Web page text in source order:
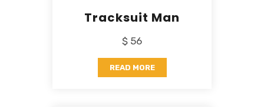
Tracksuit Man
$ 56
READ MORE